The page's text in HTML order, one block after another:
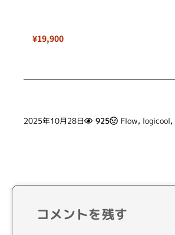
¥19,900
2025年10月28日 925 Flow, logicool,
コメントを残す